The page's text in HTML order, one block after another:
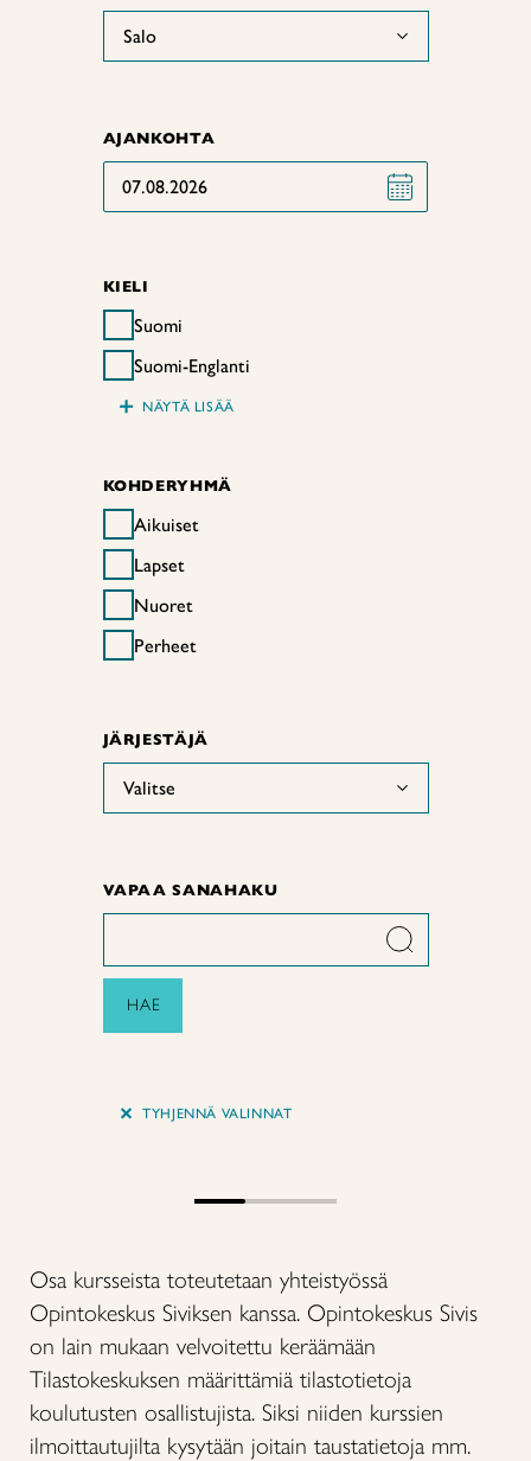
Salo
AJANKOHTA
07.08.2026
KIELI
Suomi
Suomi-Englanti
+ NÄYTÄ LISÄÄ
KOHDERYHMÄ
Aikuiset
Lapset
Nuoret
Perheet
JÄRJESTÄJÄ
Valitse
VAPAA SANAHAKU
HAE
+TYHJENNÄ VALINNAT
Osa kursseista toteutetaan yhteistyössä
Opintokeskus Siviksen kanssa. Opintokeskus Sivis
on lain mukaan velvoitettu keräämään
Tilastokeskuksen määrittämiä tilastotietoja
koulutusten osallistujista. Siksi niiden kurssien
ilmoittautujilta kysytään joitain taustatietoja mm.